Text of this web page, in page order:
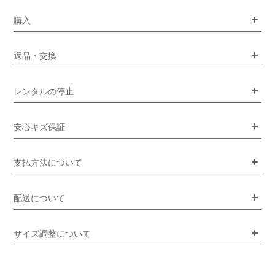
購入
返品・交換
レンタルの停止
安心キズ保証
支払方法について
配送について
サイズ調整について